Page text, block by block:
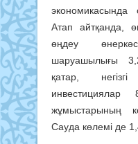
экономикасында
Атап айтқанда,
өңдеу
шаруашылығы
қатар,
жұмыстарының
Сауда көлемі де